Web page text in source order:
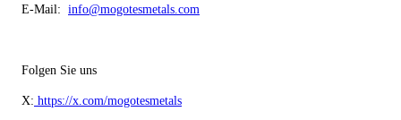
E-Mail: info@mogotesmetals.com
Folgen Sie uns
X: https://x.com/mogotesmetals